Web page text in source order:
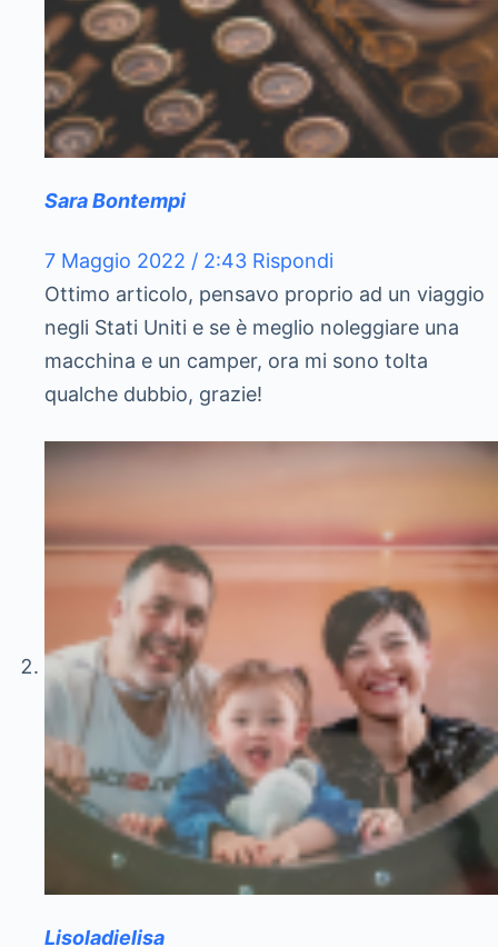
Sara Bontempi
7 Maggio 2022 / 2:43 Rispondi
Ottimo articolo, pensavo proprio ad un viaggio
negli Stati Uniti e se è meglio noleggiare una
macchina e un camper, ora mi sono tolta
qualche dubbio, grazie!
Lisoladielisa